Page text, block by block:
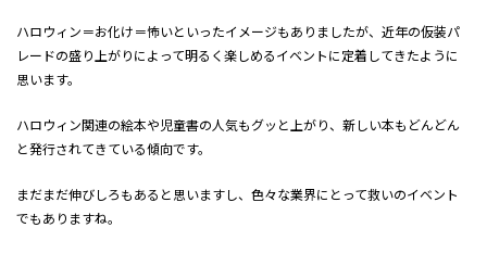
ハロウィン＝お化け＝怖いといったイメージもありましたが、近年の仮装パ
レードの盛り上がりによって明るく楽しめるイベントに定着してきたように
思います。
ハロウィン関連の絵本や児童書の人気もグッと上がり、新しい本もどんどん
と発行されてきている傾向です。
まだまだ伸びしろもあると思いますし、色々な業界にとって救いのイベント
でもありますね。